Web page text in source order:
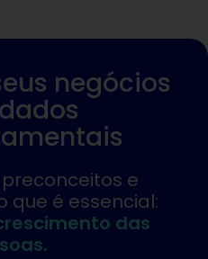
negócios
e
que é essencial:
das